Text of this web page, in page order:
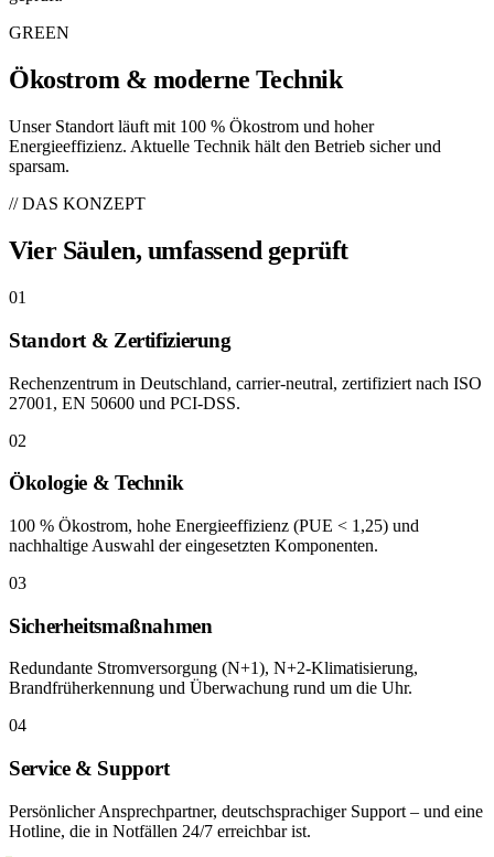
GREEN
Ökostrom & moderne Technik
Unser Standort läuft mit 100 % Ökostrom und hoher
Energieeffizienz. Aktuelle Technik hält den Betrieb sicher und
sparsam.
// DAS KONZEPT
Vier Säulen, umfassend geprüft
01
Standort & Zertifizierung
Rechenzentrum in Deutschland, carrier-neutral, zertifiziert nach ISO
27001, EN 50600 und PCI-DSS.
02
Ökologie & Technik
100 % Ökostrom, hohe Energieeffizienz (PUE < 1,25) und
nachhaltige Auswahl der eingesetzten Komponenten.
03
Sicherheitsmaßnahmen
Redundante Stromversorgung (N+1), N+2-Klimatisierung,
Brandfrüherkennung und Überwachung rund um die Uhr.
04
Service & Support
Persönlicher Ansprechpartner, deutschsprachiger Support – und eine
Hotline, die in Notfällen 24/7 erreichbar ist.